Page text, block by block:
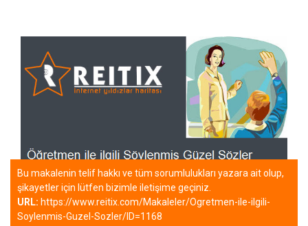
Bu makalenin telif hakkı ve tüm sorumlulukları yazara ait olup,
şikayetler için lütfen bizimle iletişime geçiniz.
URL: https://www.reitix.com/Makaleler/Ogretmen-ile-ilgili-
Soylenmis-Guzel-Sozler/ID=1168